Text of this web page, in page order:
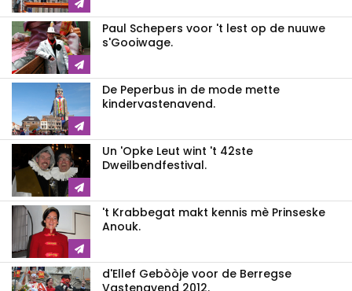
Paul Schepers voor 't lest op de nuuwe
s'Gooiwage.
De Peperbus in de mode mette
kindervastenavend.
Un 'Opke Leut wint 't 42ste
Dweilbendfestival.
't Krabbegat makt kennis mè Prinseske
Anouk.
d'Ellef Gebòòje voor de Berregse